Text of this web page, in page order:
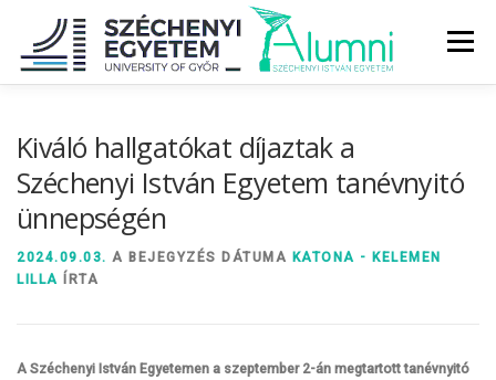
tartalomhoz
Menü
DIPLOMAÁTADÓ
Kiváló hallgatókat díjaztak a
Széchenyi István Egyetem tanévnyitó
ünnepségén
2024.09.03. A BEJEGYZÉS DÁTUMA KATONA - KELEMEN
LILLA ÍRTA
A Széchenyi István Egyetemen a szeptember 2-án megtartott tanévnyitó